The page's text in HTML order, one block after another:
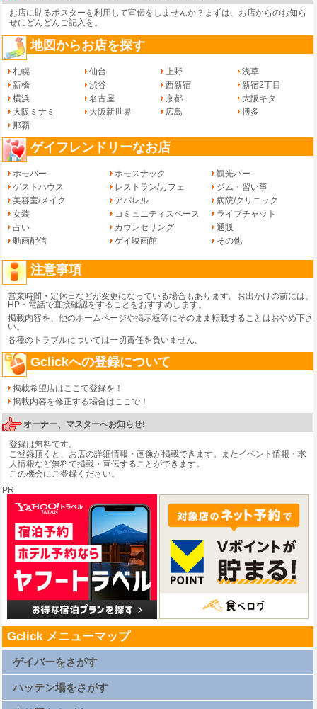
お店に貼るポスターを利用して宣伝をしませんか？まずは、 お店からのお知ら
せにどんどんご記入を。
地図からお店を探す
札幌 仙台 上野
浅草
新橋
渋谷 西新宿
新宿2丁目
横浜
名古屋 京都
大阪キタ
大阪ミナミ
大阪新世界 広島
博多
那覇
ゲイフレンドリーなお店
ホモバー ホモスナック
観光バー
ゲストハウス
レストラン/カフェ
ジム・習い事
美容室/メイク
アパレル
病院/クリニック
女装
コミュニティスペース
ライブチャット
占い
カウンセリング
通販
動画配信
ゲイ映画館 その他
注意事項
営業時間・定休日などが変更になっている場合もあります。お出かけの前には、
HP・電話で直接確認をすることをおすすめします。
掲載内容を、他のホームページや掲示板等にそのまま転載することはおやめ下さ
い。
各種のトラブルについては一切責任を負いません。
Gclickへの登録について
掲載希望店はここで登録を！
掲載内容を修正する場合はここで！
オーナー、マスターへお知らせ!
登録は無料です。
ご登録頂くと、お店の詳細情報・画像が掲載できます。またイベント情報・求
人情報など無料で掲載・宣伝することができます。
この機会にご登録ください。
PR
Gclick メニューマップ
ゲイバーをさがす
札幌ゲイバー一覧
上野ゲイバー一覧
ハッテン場をさがす